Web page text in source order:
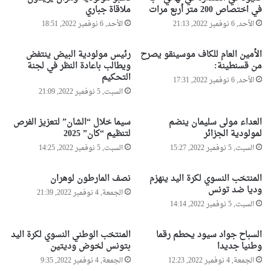
م
ن
ض
ل
ة
ط
ا
ن
ة
ي
ا
ت
ض
ح
ق
م
في اختصاص 200 متر أربع مرات
الأحد, 6 نوفمبر 2022, 21:13
ملاقاة جباري
الأحد, 6 نوفمبر 2022, 18:51
الأمين العام للكاف موسينقو يصرح
من قسنطينة:
الأحد, 6 نوفمبر 2022, 17:31
رئيس مولودية البيض ينتفض
ويطالب باعادة النظر في لجنة
التحكيم
السبت, 5 نوفمبر 2022, 21:09
العداء مولى سليمان ينضم
لمولودية الجزائر
السبت, 5 نوفمبر 2022, 15:27
سيما خلال “الشان” لتعزيز الفرص
لتنظيم “كان” 2025
السبت, 5 نوفمبر 2022, 14:25
المنتخب النسوي لكرة اليد ينهزم
وديا ضد تونس
السبت, 5 نوفمبر 2022, 14:14
نصف المارطون لوهران
الجمعة, 4 نوفمبر 2022, 21:39
السباح جواد سيود يحطم رقما
وطنيا جديدا
الجمعة, 4 نوفمبر 2022, 12:23
المنتخب الوطني النسوي لكرة اليد
بتونس لخوض وديتين
الجمعة, 4 نوفمبر 2022, 9:35